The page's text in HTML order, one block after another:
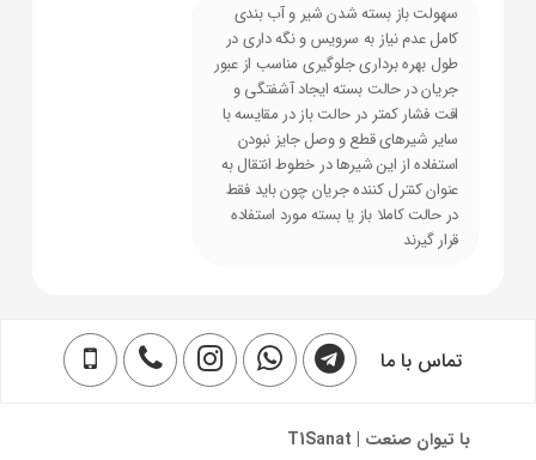
سهولت باز بسته شدن شیر و آب بندی
کامل عدم نیاز به سرویس و نگه داری در
طول بهره برداری جلوگیری مناسب از عبور
جریان در حالت بسته ایجاد آشفتگی و
افت فشار کمتر در حالت باز در مقایسه با
سایر شیرهای قطع و وصل جایز نبودن
استفاده از این شیرها در خطوط انتقال به
عنوان کنترل کننده جریان چون باید فقط
در حالت کاملا باز یا بسته مورد استفاده
قرار گیرند
تماس با ما
با تیوان صنعت | T1Sanat